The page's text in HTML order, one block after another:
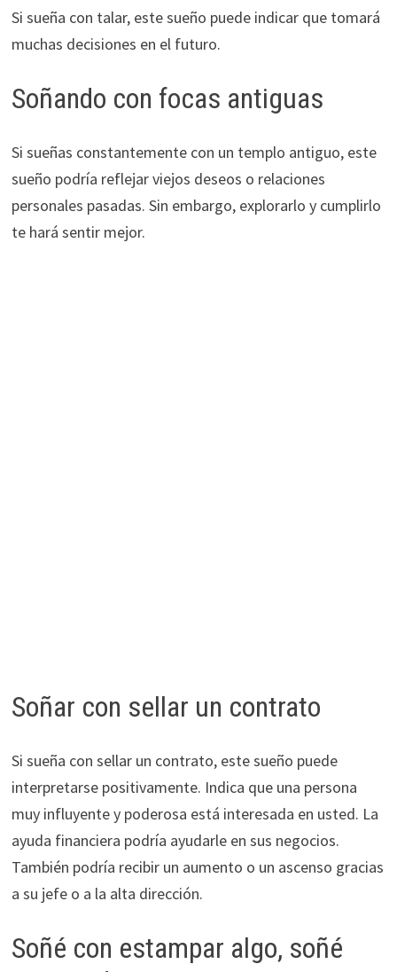
Si sueña con talar, este sueño puede indicar que tomará
muchas decisiones en el futuro.
Soñando con focas antiguas
Si sueñas constantemente con un templo antiguo, este
sueño podría reflejar viejos deseos o relaciones
personales pasadas. Sin embargo, explorarlo y cumplirlo
te hará sentir mejor.
Soñar con sellar un contrato
Si sueña con sellar un contrato, este sueño puede
interpretarse positivamente. Indica que una persona
muy influyente y poderosa está interesada en usted. La
ayuda financiera podría ayudarle en sus negocios.
También podría recibir un aumento o un ascenso gracias
a su jefe o a la alta dirección.
Soñé con estampar algo, soñé